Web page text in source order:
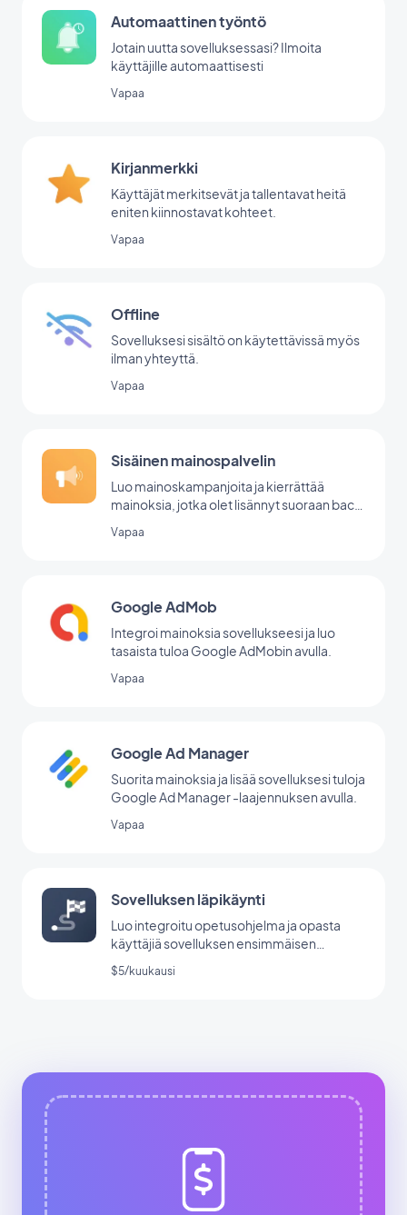
Automaattinen työntö
Jotain uutta sovelluksessasi? Ilmoita
käyttäjille automaattisesti
Vapaa
Kirjanmerkki
Käyttäjät merkitsevät ja tallentavat heitä
eniten kiinnostavat kohteet.
Vapaa
Offline
Sovelluksesi sisältö on käytettävissä myös
ilman yhteyttä.
Vapaa
Sisäinen mainospalvelin
Luo mainoskampanjoita ja kierrättää
mainoksia, jotka olet lisännyt suoraan back
Vapaa
Google AdMob
Integroi mainoksia sovellukseesi ja luo
tasaista tuloa Google AdMobin avulla.
Vapaa
Google Ad Manager
Suorita mainoksia ja lisää sovelluksesi tuloja
Google Ad Manager -laajennuksen avulla.
Vapaa
Sovelluksen läpikäynti
Luo integroitu opetusohjelma ja opasta
käyttäjiä sovelluksen ensimmäisen
käynnistyksen aikana.
$5/kuukausi